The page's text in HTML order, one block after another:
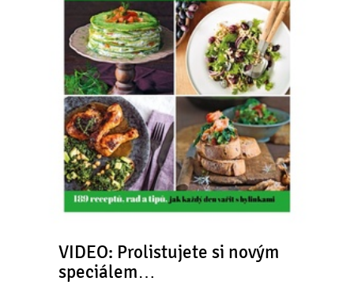
VIDEO: Prolistujete si novým
speciálem…